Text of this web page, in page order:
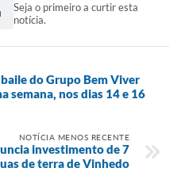
Seja o primeiro a curtir esta
notícia.
do Grupo Bem Viver
semana, nos dias 14 e 16
NOTÍCIA MENOS RECENTE
investimento de 7
de terra de Vinhedo